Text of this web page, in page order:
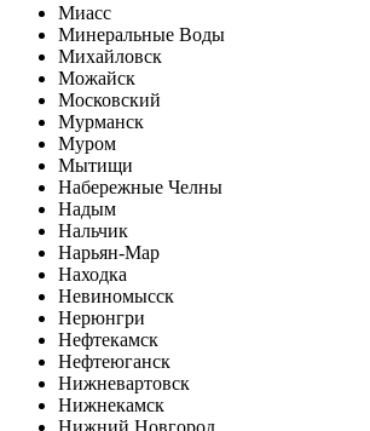
Миасс
Минеральные Воды
Михайловск
Можайск
Московский
Мурманск
Муром
Мытищи
Набережные Челны
Надым
Нальчик
Нарьян-Мар
Находка
Невиномысск
Нерюнгри
Нефтекамск
Нефтеюганск
Нижневартовск
Нижнекамск
Нижний Новгород